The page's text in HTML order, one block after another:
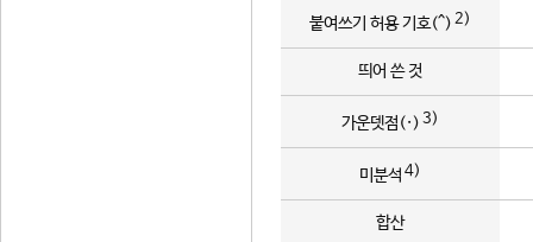
붙여쓰기 허용 기호(^) 2)
띄어 쓴 것
가운뎃점(·) 3)
미분석 4)
합산